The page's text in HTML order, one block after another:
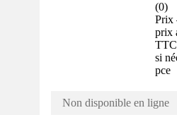
(0)
Prix
prix
si
pce
Non disponible en ligne